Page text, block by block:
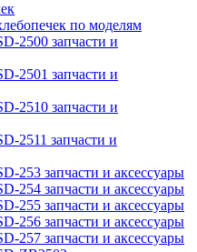
по моделям
2500 запчасти и
2501 запчасти и
2510 запчасти и
2511 запчасти и
253 запчасти и аксессуары
254 запчасти и аксессуары
255 запчасти и аксессуары
256 запчасти и аксессуары
257 запчасти и аксессуары